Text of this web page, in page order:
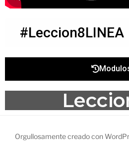
#Leccion8LINEA
Orgullosamente creado con